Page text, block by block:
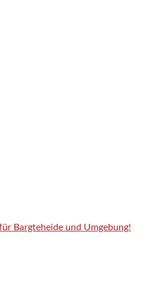
Bargteheide und Umgebung!